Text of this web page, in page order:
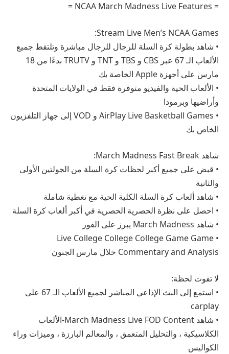
= NCAA March Madness Live Features =
Stream Live Men’s NCAA Games:
• شاهد بطولة كرة السلة للرجال للرجال مباشرة وتلتقط جميع
الألعاب الـ 67 عبر CBS و TBS و TNT و TRUTV بدءًا من 18
مارس على أجهزة Apple الخاصة بك
• الألعاب الحية والفيديو متوفرة فقط في الولايات المتحدة
وأراضيها وبرمودا
• AirPlay Live Basketball Games و VOD إلى جهاز التلفزيون
الخاص بك
شاهد March Madness Fast Break:
• قبض على جميع أكبر لحظات كرة السلة من الجولتين الأولى
والثانية
• شاهد ألعاب كرة السلة الكلية الحية مع تغطية شاملة
• احصل على نظرة الحصرية الحصرية في أكبر ألعاب كرة السلة
• شاهد March Madness يبرز على الفور
• Live College College College Game Game
Commentary and Analysis خلال مارس الجنون
لا تفوت لحظة:
• استمع إلى البث الإذاعي المباشر لجميع الألعاب الـ 67 على
carplay
• شاهد March Madness Live FOD Content-الألعاب
الكلاسيكية ، والتحليل المتعمق ، والمعالم البارزة ، وميزات وراء
الكواليس